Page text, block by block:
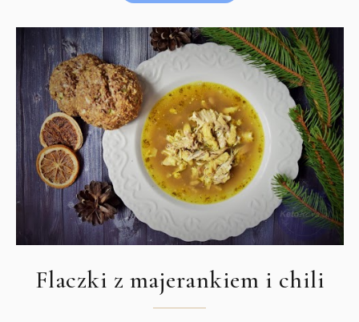
Flaczki z majerankiem i chili